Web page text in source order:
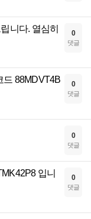
니다. 열심히
0
댓글
드 88MDVT4B
0
댓글
0
댓글
입니
0
댓글